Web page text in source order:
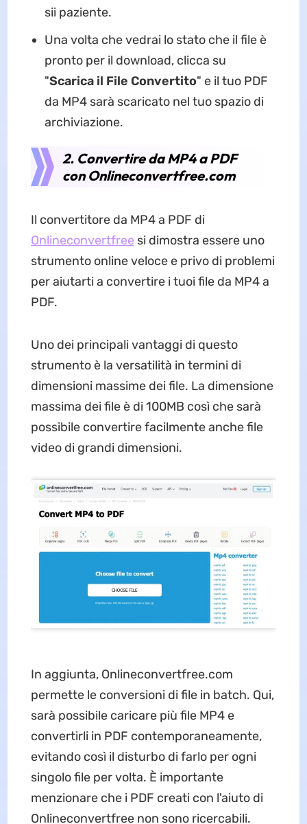
sii paziente.
Una volta che vedrai lo stato che il file è
pronto per il download, clicca su
"Scarica il File Convertito" e il tuo PDF
da MP4 sarà scaricato nel tuo spazio di
archiviazione.
2. Convertire da MP4 a PDF
con Onlineconvertfree.com
Il convertitore da MP4 a PDF di
Onlineconvertfree si dimostra essere uno
strumento online veloce e privo di problemi
per aiutarti a convertire i tuoi file da MP4 a
PDF.
Uno dei principali vantaggi di questo
strumento è la versatilità in termini di
dimensioni massime dei file. La dimensione
massima dei file è di 100MB così che sarà
possibile convertire facilmente anche file
video di grandi dimensioni.
In aggiunta, Onlineconvertfree.com
permette le conversioni di file in batch. Qui,
sarà possibile caricare più file MP4 e
convertirli in PDF contemporaneamente,
evitando così il disturbo di farlo per ogni
singolo file per volta. È importante
menzionare che i PDF creati con l'aiuto di
Onlineconvertfree non sono ricercabili.